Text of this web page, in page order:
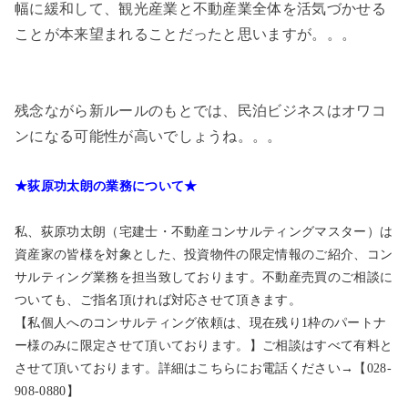
幅に緩和して、観光産業と不動産業全体を活気づかせる
ことが本来望まれることだったと思いますが。。。
残念ながら新ルールのもとでは、民泊ビジネスはオワコ
ンになる可能性が高いでしょうね。。。
★荻原功太朗の業務について★
私、荻原功太朗（宅建士・不動産コンサルティングマスター）は
資産家の皆様を対象とした、投資物件の限定情報のご紹介、コン
サルティング業務を担当致しております。不動産売買のご相談に
ついても、ご指名頂ければ対応させて頂きます。
【私個人へのコンサルティング依頼は、現在残り1枠のパートナ
ー様のみに限定させて頂いております。】ご相談はすべて有料と
させて頂いております。詳細はこちらにお電話ください→【028-
908-0880】